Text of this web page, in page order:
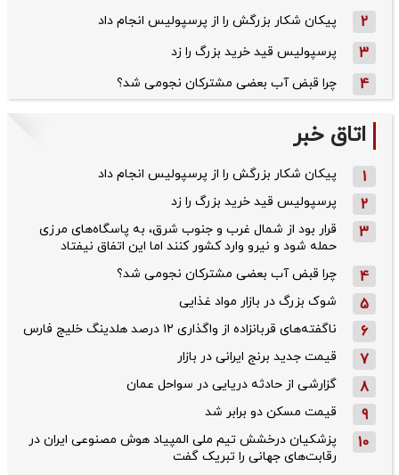
2 پیکان شکار بزرگش را از پرسپولیس انجام داد
3 پرسپولیس قید خرید بزرگ را زد
4 چرا قبض آب بعضی مشترکان نجومی شد؟
اتاق خبر
1 پیکان شکار بزرگش را از پرسپولیس انجام داد
2 پرسپولیس قید خرید بزرگ را زد
3
قرار بود از شمال ‌غرب و جنوب‌ شرق، به پاسگاه‌های مرزی
حمله شود و نیرو وارد کشور کنند اما این اتفاق نیفتاد
4 چرا قبض آب بعضی مشترکان نجومی شد؟
5 شوک بزرگ در بازار مواد غذایی
6 ناگفته‌های قربانزاده از واگذاری ۱۲ درصد هلدینگ خلیج فارس
7 قیمت جدید برنج ایرانی در بازار
8 گزارشی از حادثه دریایی در سواحل عمان
9 قیمت مسکن دو برابر شد
10
پزشکیان درخشش تیم ملی المپیاد هوش مصنوعی ایران در
رقابت‌های جهانی را تبریک گفت